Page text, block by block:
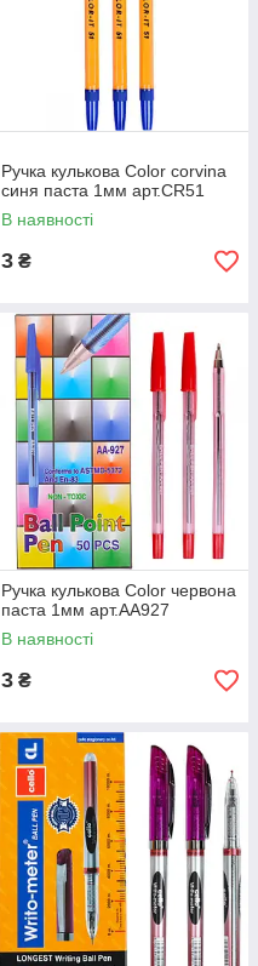
Ручка кулькова Color corvina
синя паста 1мм арт.CR51
В наявності
3 ₴
Ручка кулькова Color червона
паста 1мм арт.AA927
В наявності
3 ₴